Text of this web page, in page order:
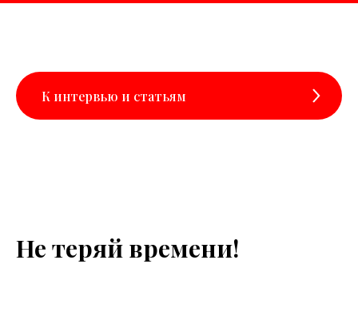
К интервью и статьям
Не теряй времени!